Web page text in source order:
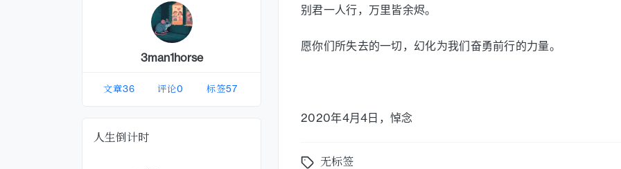
3man1horse
文章36 评论0 标签57
人生倒计时
别君一人行，万里皆余烬。
愿你们所失去的一切，幻化为我们奋勇前行的力量。
2020年4月4日，悼念
无标签